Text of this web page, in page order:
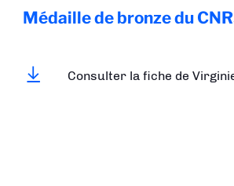
Médaille de bronze du
Consulter la fiche de